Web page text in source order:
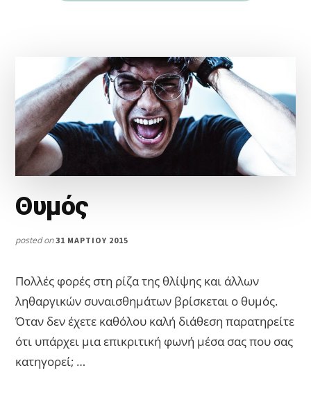
Θυμός
posted on31 ΜΑΡΤΊΟΥ 2015
Πολλές φορές στη ρίζα της θλίψης και άλλων
ληθαργικών συναισθημάτων βρίσκεται ο θυμός.
Όταν δεν έχετε καθόλου καλή διάθεση παρατηρείτε
ότι υπάρχει μια επικριτική φωνή μέσα σας που σας
κατηγορεί; …